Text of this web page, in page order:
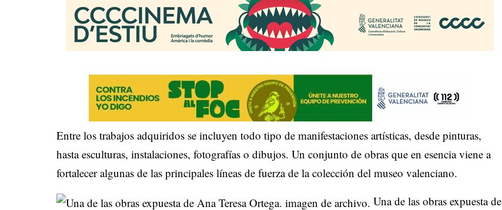
Entre los trabajos adquiridos se incluyen todo tipo de manifestaciones artísticas, desde pinturas,
hasta esculturas, instalaciones, fotografías o dibujos. Un conjunto de obras que en esencia viene a
fortalecer algunas de las principales líneas de fuerza de la colección del museo valenciano.
Una de las obras expuesta de